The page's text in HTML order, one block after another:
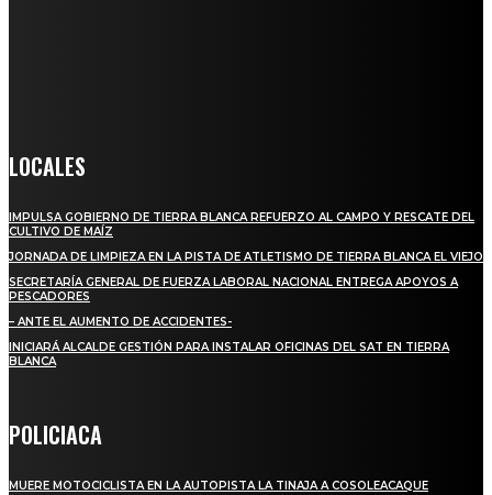
LOCALES
IMPULSA GOBIERNO DE TIERRA BLANCA REFUERZO AL CAMPO Y RESCATE DEL
CULTIVO DE MAÍZ
JORNADA DE LIMPIEZA EN LA PISTA DE ATLETISMO DE TIERRA BLANCA EL VIEJO
SECRETARÍA GENERAL DE FUERZA LABORAL NACIONAL ENTREGA APOYOS A
PESCADORES
– ANTE EL AUMENTO DE ACCIDENTES-
INICIARÁ ALCALDE GESTIÓN PARA INSTALAR OFICINAS DEL SAT EN TIERRA
BLANCA
POLICIACA
MUERE MOTOCICLISTA EN LA AUTOPISTA LA TINAJA A COSOLEACAQUE